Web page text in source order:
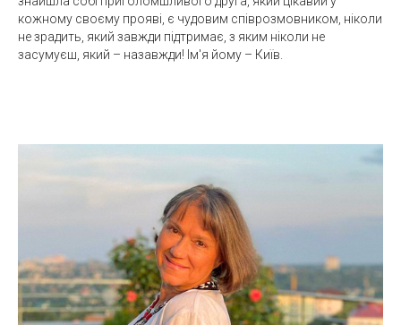
кожному своєму прояві, є чудовим співрозмовником, ніколи
не зрадить, який завжди підтримає, з яким ніколи не
засумуєш, який – назавжди! Ім'я йому – Київ.